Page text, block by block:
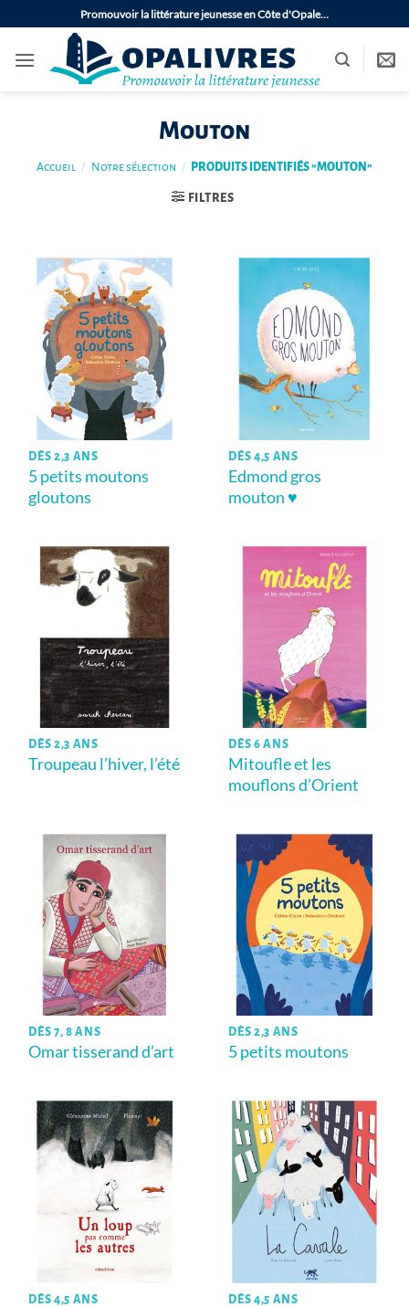
au
contenu
Promouvoir la littérature jeunesse en Côte d'Opale…
Mouton
Accueil / Notre sélection / PRODUITS IDENTIFIÉS “MOUTON”
FILTRES
DÈS 2,3 ANS
5 petits moutons
gloutons
DÈS 4,5 ANS
Edmond gros
mouton ♥
DÈS 2,3 ANS
Troupeau l’hiver, l’été
DÈS 6 ANS
Mitoufle et les
mouflons d’Orient
DÈS 7, 8 ANS
Omar tisserand d’art
DÈS 2,3 ANS
5 petits moutons
DÈS 4,5 ANS DÈS 4,5 ANS